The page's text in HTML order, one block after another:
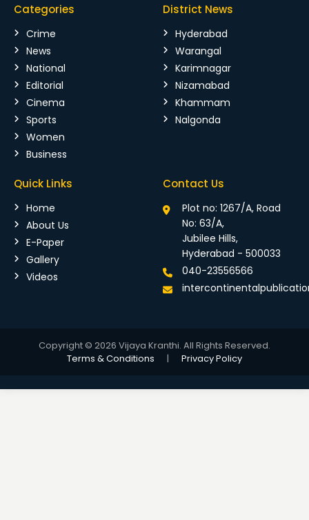
Categories
Crime
News
National
Editorial
Cinema
Sports
Women
Business
District News
Hyderabad
Warangal
Karimnagar
Nizamabad
Khammam
Nalgonda
Quick Links
Home
About Us
E-Paper
Gallery
Videos
Contact Us
Plot no: 1267/A, Road
No: 63/A,
Jubilee Hills,
Hyderabad - 500033
040-23556566
Copyright © 2026 Vijaya Kranthi. All Rights Reserved.
Terms & Conditions
| Privacy Policy